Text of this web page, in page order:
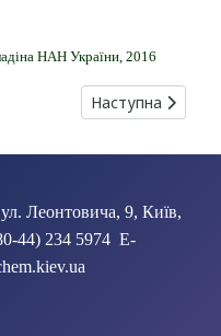
НАН України, 2016
СИНТЕЗ
Наступна
Наступна
Леонтовича, 9, Київ,
44) 234 5974 E-